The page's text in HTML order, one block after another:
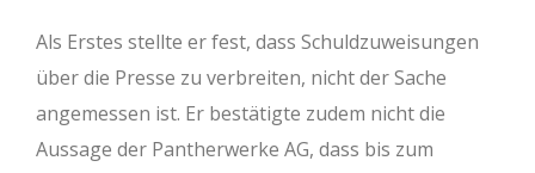
Als Erstes stellte er fest, dass Schuldzuweisungen
über die Presse zu verbreiten, nicht der Sache
angemessen ist. Er bestätigte zudem nicht die
Aussage der Pantherwerke AG, dass bis zum